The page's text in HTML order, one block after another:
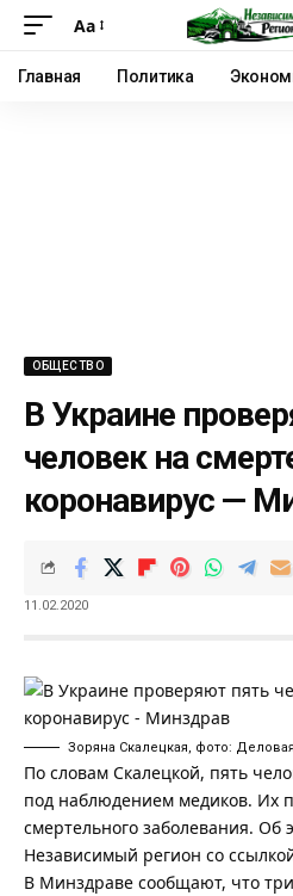
Аа
Главная Политика
ОБЩЕСТВО
В Украине
человек на
коронавирус —
11.02.2020
Зоряна Скалецкая, фото:
По словам Скалецкой, пять
под наблюдением медиков. Их
смертельного заболевания. Об
Независимый регион со
В Минздраве сообщают, что